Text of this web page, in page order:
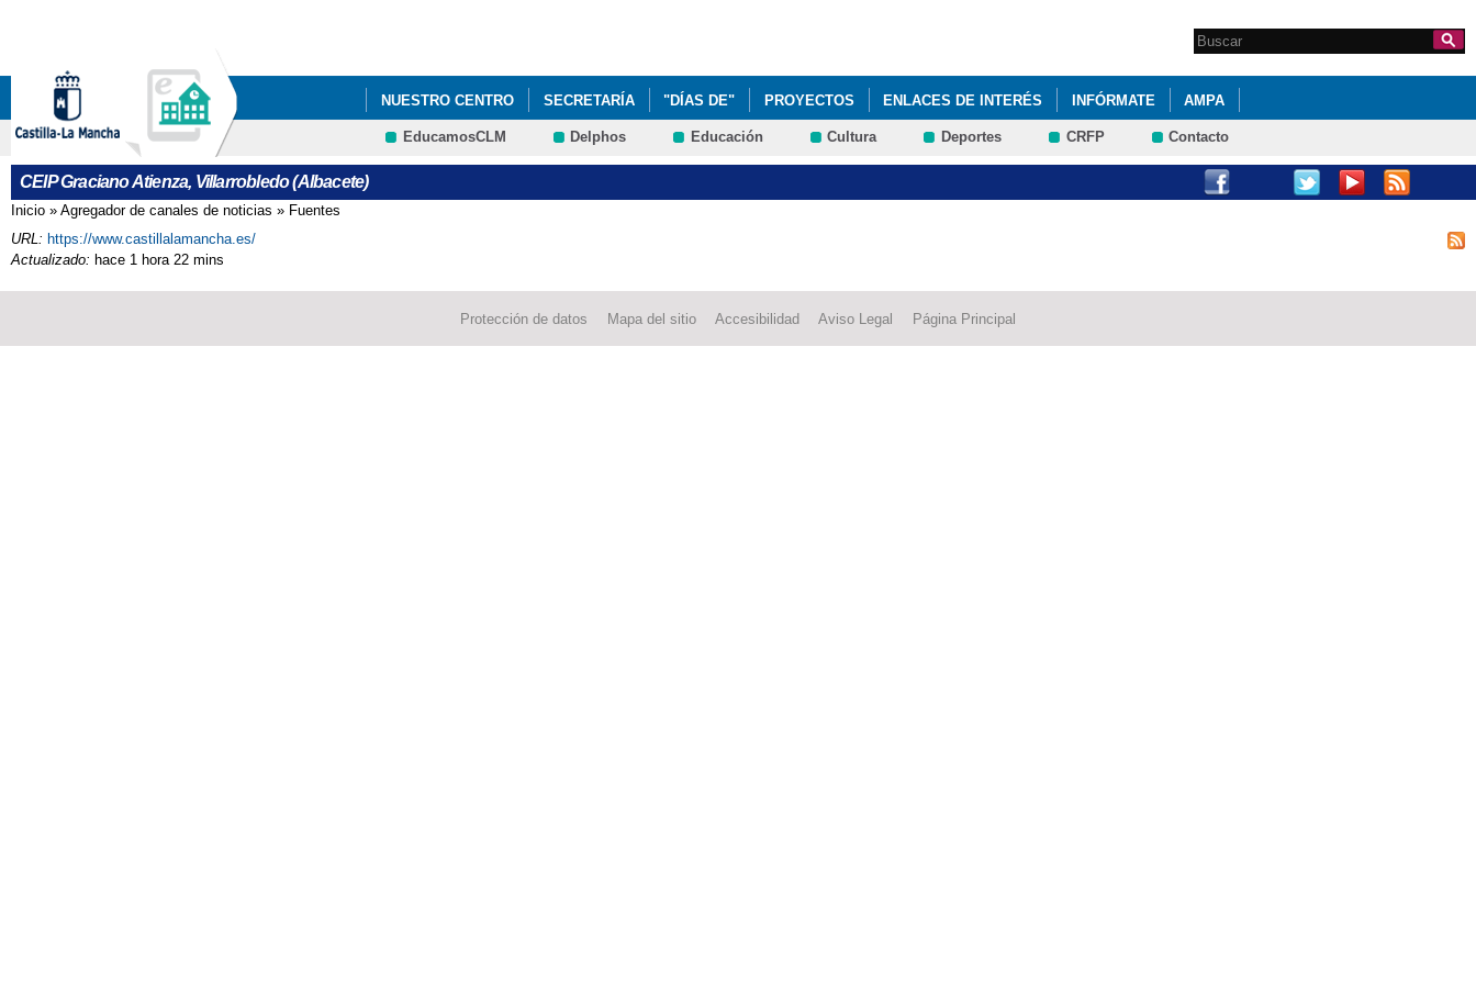
Formulario de
búsqueda
Search this site
NUESTRO CENTRO SECRETARÍA "DÍAS DE" PROYECTOS ENLACES DE INTERÉS INFÓRMATE AMPA
EducamosCLM Delphos Educación Cultura Deportes CRFP Contacto
CEIP Graciano Atienza, Villarrobledo (Albacete)
Se encuentra usted aquí
Inicio » Agregador de canales de noticias » Fuentes
URL: https://www.castillalamancha.es/
Actualizado: hace 1 hora 22 mins
Protección de datos Mapa del sitio Accesibilidad Aviso Legal Página Principal